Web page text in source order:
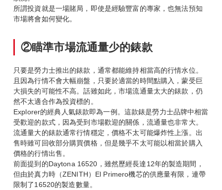
所謂投資就是一場賭局，即使是經驗豐富的專家，也無法預知
市場將會如何變化。
②瞄準市場流通量少的錶款
只要是勞力士推出的錶款，通常都能維持相當高的行情水位。
且因為行情不會大幅崩盤，只要於適當的時間點購入，蒙受巨
大損失的可能性不高。話雖如此，市場流通量太大的錶款，仍
然不太適合作為投資標的。
Explorer的經典人氣錶款即為一例。這款錶是勞力士品牌中相當
受歡迎的款式，因為受到市場歡迎的關係，流通量也非常大。
流通量大的錶款通常行情穩定，價格不太可能爆炸性上漲。出
售時雖可回收部分購買價格，但是幾乎不太可能以相當於購入
價格的行情出售。
前面提到的Daytona 16520，雖然歷經長達12年的製造期間，
但由於真力時（ZENITH）El Primero機芯的供應量有限，連帶
限制了16520的製造數量。